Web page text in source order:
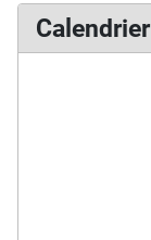
Calendrier